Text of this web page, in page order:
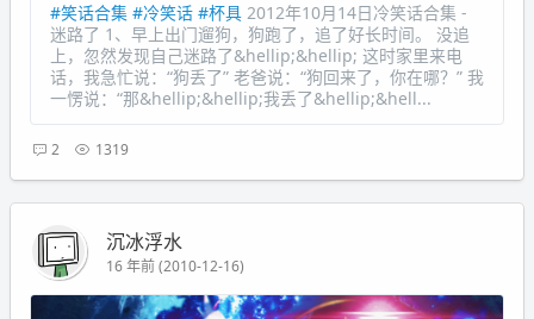
#笑话合集 #冷笑话 #杯具 2012年10月14日冷笑话合集 -
迷路了 1、早上出门遛狗，狗跑了，追了好长时间。 没追
上，忽然发现自己迷路了&hellip;&hellip; 这时家里来电
话，我急忙说：“狗丢了” 老爸说：“狗回来了，你在哪？” 我
一愣说：“那&hellip;&hellip;我丢了&hellip;&hell...
2 1319
沉冰浮水
16 年前 (2010-12-16)